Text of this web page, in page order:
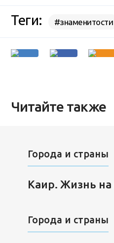
Теги: #знаменитости
Читайте также
Города и страны
Каир. Жизнь
Города и страны